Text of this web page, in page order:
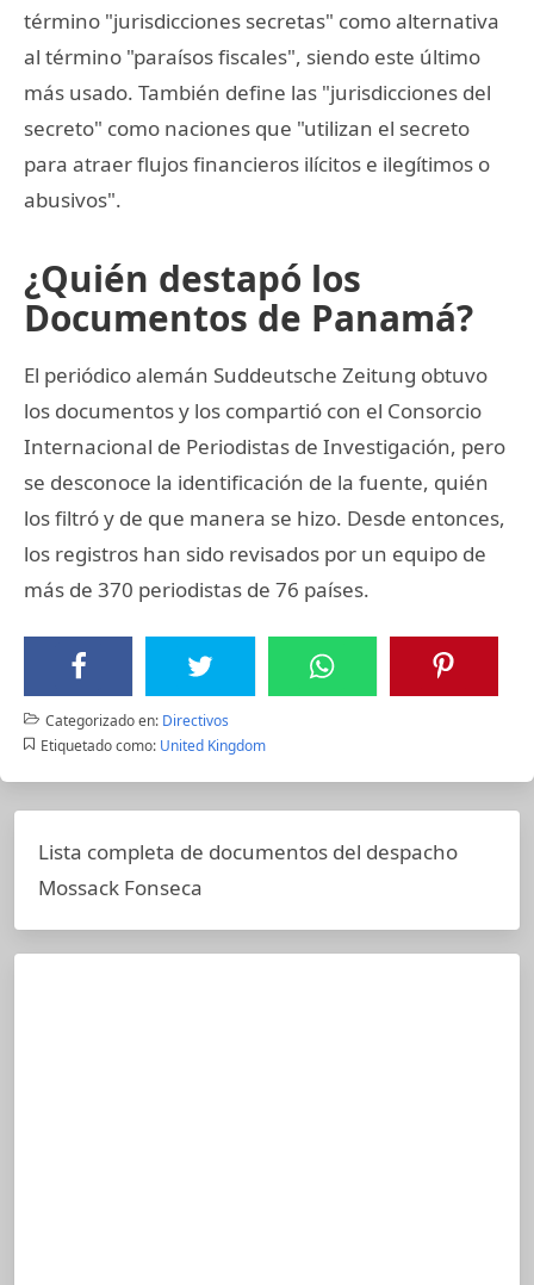
término "jurisdicciones secretas" como alternativa
al término "paraísos fiscales", siendo este último
más usado. También define las "jurisdicciones del
secreto" como naciones que "utilizan el secreto
para atraer flujos financieros ilícitos e ilegítimos o
abusivos".
¿Quién destapó los
Documentos de Panamá?
El periódico alemán Suddeutsche Zeitung obtuvo
los documentos y los compartió con el Consorcio
Internacional de Periodistas de Investigación, pero
se desconoce la identificación de la fuente, quién
los filtró y de que manera se hizo. Desde entonces,
los registros han sido revisados por un equipo de
más de 370 periodistas de 76 países.
Categorizado en: Directivos
Etiquetado como: United Kingdom
Lista completa de documentos del despacho
Mossack Fonseca